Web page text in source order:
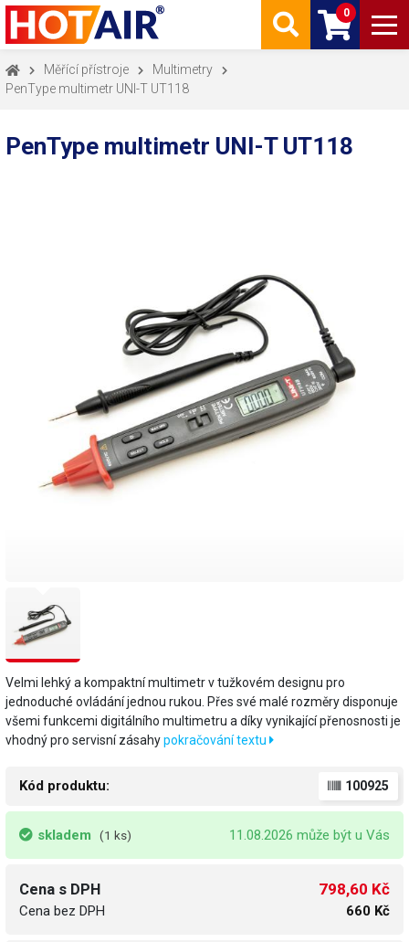
0
Měřící přístroje
Multimetry
PenType multimetr UNI-T UT118
PenType multimetr UNI-T UT118
Velmi lehký a kompaktní multimetr v tužkovém designu pro
jednoduché ovládání jednou rukou. Přes své malé rozměry disponuje
všemi funkcemi digitálního multimetru a díky vynikající přenosnosti je
vhodný pro servisní zásahypokračování textu
Kód produktu: 100925
skladem (1 ks) 11.08.2026 může být u Vás
Cena s DPH
Cena bez DPH
798,60 Kč
660 Kč